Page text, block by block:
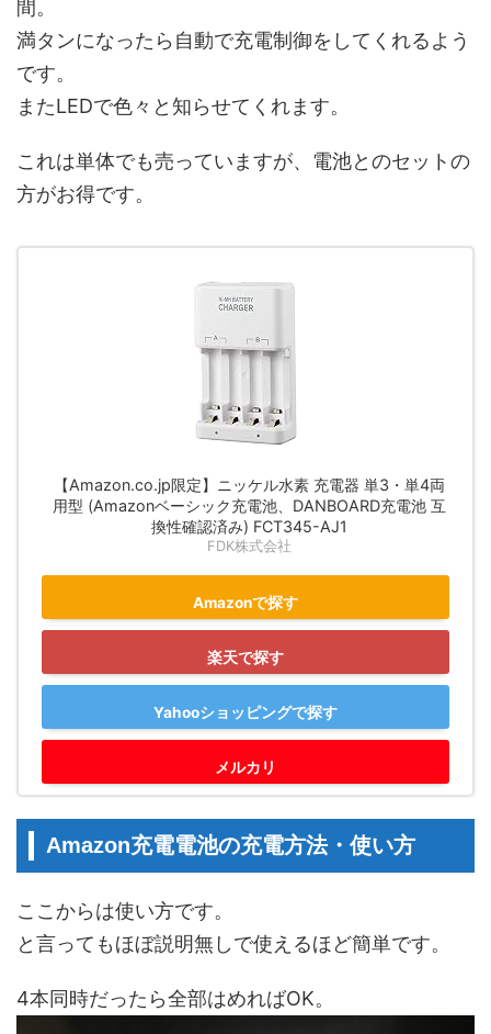
間。
満タンになったら自動で充電制御をしてくれるよう
です。
またLEDで色々と知らせてくれます。
これは単体でも売っていますが、電池とのセットの
方がお得です。
【Amazon.co.jp限定】ニッケル水素 充電器 単3・単4両
用型 (Amazonベーシック充電池、DANBOARD充電池 互
換性確認済み) FCT345-AJ1
FDK株式会社
Amazonで探す
楽天で探す
Yahooショッピングで探す
メルカリ
Amazon充電電池の充電方法・使い方
ここからは使い方です。
と言ってもほぼ説明無しで使えるほど簡単です。
4本同時だったら全部はめればOK。